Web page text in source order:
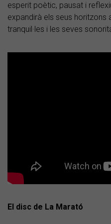
esperit poètic, pausat i
expandirà els seus horitzons
tranquil·les i les seves
El disc de La Marató